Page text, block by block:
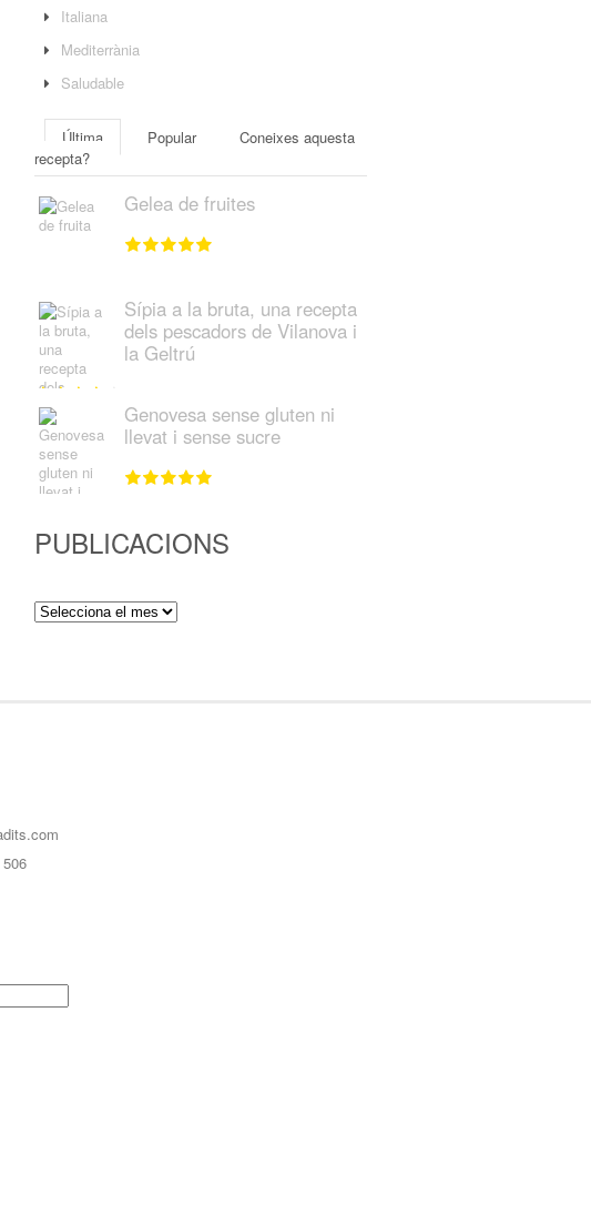
Italiana
Mediterrània
Saludable
Última Popular
Coneixes aquesta
recepta?
Gelea de fruites
Sípia a la bruta, una recepta
dels pescadors de Vilanova i
la Geltrú
Genovesa sense gluten ni
llevat i sense sucre
PUBLICACIONS
Publicacions